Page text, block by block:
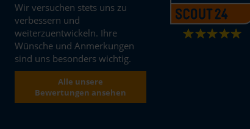
Wir versuchen stets uns zu
verbessern und
weiterzuentwickeln. Ihre
Wünsche und Anmerkungen
sind uns besonders wichtig.
Alle unsere
Bewertungen ansehen